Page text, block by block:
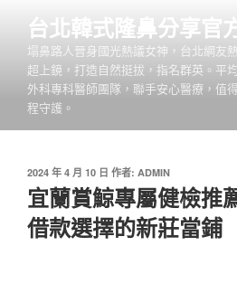
台北韓式隆鼻分享官
塌鼻路人晉身國光熱議女神，台北網友
超上鏡，打造自然挺拔，指名群英。平
外科專科醫師團隊，聯手安心醫療，值
程守護。
發
佈
於
2024 年 4 月 10 日 作者: ADMIN
宜蘭賞鯨專屬健檢推
借款選擇的新莊當鋪